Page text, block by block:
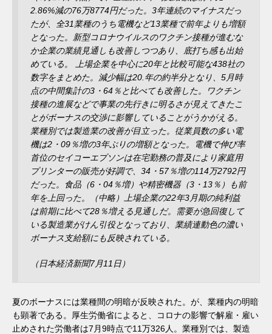
2.86%減の76万8774円だった。3年連続のマイナスだっ
たが、全31業種のうち電機など13業種で前年よりも増額
となった。新型コロナウイルスのワクチン接種が進むな
か企業の業績見通しも改善しつつあり、底打ち感も出始
めている。 上場企業を中心に20年と比較可能な438社の
数字をまとめた。減少幅は20.年の約半分となり、5月時
点の中間集計の3・64％と比べても改善した。ワクチン
接種の進展などで事業の先行きに明るさが見えてきたこ
とがボーナスの交渉に影響していることがうかがえる。
業種別では製造業の改善が目立った。従業員数の多い電
機は2・09％増の3年ぶりの増額となった。電機で伸び率
首位のセイコーエプソンは在宅勤務の普及により家庭用
プリンターの販売が好調で、34・57％増の114万2792円
だった。食品（6・04％増）や精密機器（3・13％）も前
年を上回った。（中略）上場企業の22年3月期の純利益
は前期に比べて28％増える見通しだ。需要が急回復して
いる製造業がけん引役となっており、業績連動色の濃い
ボーナス支給額にも反映されている。
（日本経済新聞7月11日）
夏のボーナスには業種間の明暗が反映された。が、業種内の明暗
も顕著である。厚生労働省によると、コロナの影響で解雇・雇い
止めされた労働者は7月9時点で11万326人。業種別では、製造